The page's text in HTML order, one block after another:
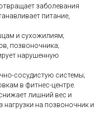
заболевания
питание,
и сухожилиям;
позвоночника;
нарушенную
сосудистую системы;
в фитнес-центре.
лишний вес и
на позвоночник и